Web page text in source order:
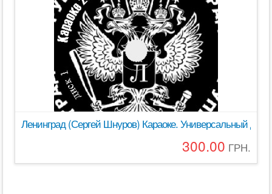
Ленинград (Сергей Шнуров) Караоке. Универсальный
300.00 ГРН.